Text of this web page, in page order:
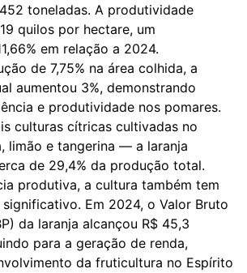
toneladas. A produtividade
quilos por hectare, um
em relação a 2024.
de 7,75% na área colhida, a
aumentou 3%, demonstrando
e produtividade nos pomares.
culturas cítricas cultivadas no
limão e tangerina — a laranja
de 29,4% da produção total.
produtiva, a cultura também tem
Em 2024, o Valor Bruto
da laranja alcançou R$ 45,3
para a geração de renda,
da fruticultura no Espírito